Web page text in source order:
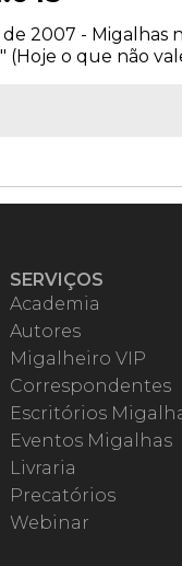
2007 - Migalhas
o que não
SERVIÇOS
Academia
Autores
Migalheiro VIP
Correspondentes
Escritórios
Eventos Migalhas
Livraria
Precatórios
Webinar